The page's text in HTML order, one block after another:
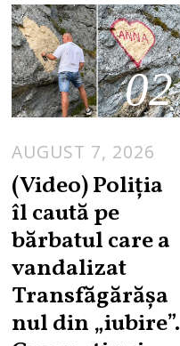
02
AUGUST 7, 2026
U
G
S
7
,
(Video) Poliția
îl caută pe
bărbatul care a
vandalizat
Transfăgărășa
nul din „iubire”.